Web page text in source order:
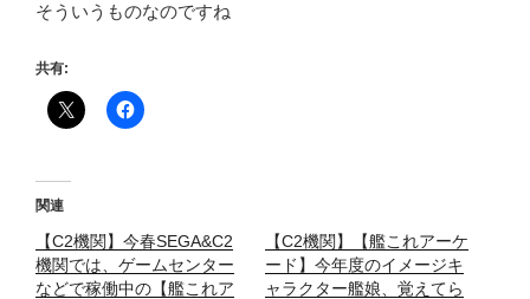
そういうものなのですね
共有:
関連
【C2機関】今春SEGA&C2
機関では、ゲームセンター
などで稼働中の【艦これア
【C2機関】【艦これアーケ
ード】今年度のイメージキ
ャラクター艦娘、覚えてら